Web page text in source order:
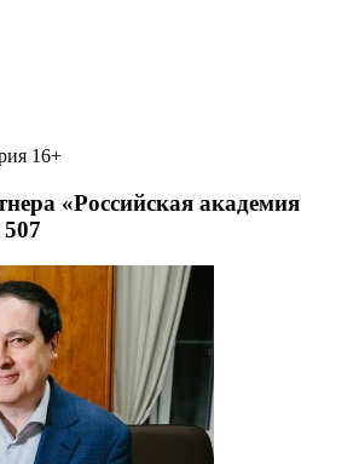
«Российская академия